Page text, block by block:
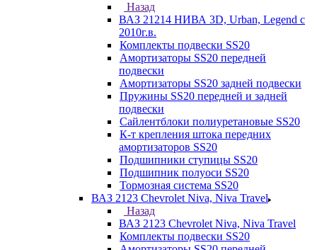
Назад
ВАЗ 21214 НИВА 3D, Urban, Legend c
2010г.в.
Комплекты подвески SS20
Амортизаторы SS20 передней
подвески
Амортизаторы SS20 задней подвески
Пружины SS20 передней и задней
подвески
Сайлентблоки полиуретановые SS20
К-т крепления штока передних
амортизаторов SS20
Подшипники ступицы SS20
Подшипник полуоси SS20
Тормозная система SS20
ВАЗ 2123 Chevrolet Niva, Niva Travel
Назад
ВАЗ 2123 Chevrolet Niva, Niva Travel
Комплекты подвески SS20